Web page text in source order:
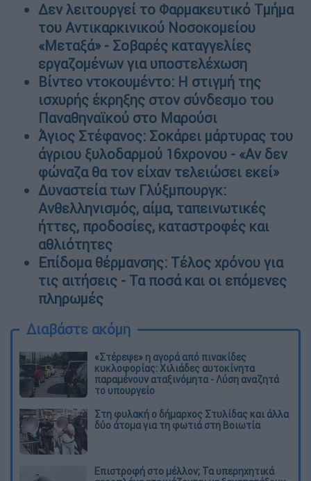
Δεν λειτουργεί το Φαρμακευτικό Τμήμα
του Αντικαρκινικού Νοσοκομείου
«Μεταξά» - Σοβαρές καταγγελίες
εργαζομένων για υποστελέχωση
Βίντεο ντοκουμέντο: Η στιγμή της
ισχυρής έκρηξης στον σύνδεσμο του
Παναθηναϊκού στο Μαρούσι
Άγιος Στέφανος: Σοκάρει μάρτυρας του
άγριου ξυλοδαρμού 16χρονου - «Αν δεν
φώναζα θα τον είχαν τελειώσει εκεί»
Δυναστεία των Γλύξμπουργκ:
Ανθελληνισμός, αίμα, ταπεινωτικές
ήττες, προδοσίες, καταστροφές και
αθλιότητες
Επίδομα θέρμανσης: Τέλος χρόνου για
τις αιτήσεις - Τα ποσά και οι επόμενες
πληρωμές
Διαβάστε ακόμη
«Στέρεψε» η αγορά από πινακίδες
κυκλοφορίας: Χιλιάδες αυτοκίνητα
παραμένουν αταξινόμητα - Λύση αναζητά
το υπουργείο
Στη φυλακή ο δήμαρχος Στυλίδας και άλλα
δύο άτομα για τη φωτιά στη Βοιωτία
Επιστροφή στο μέλλον; Τα υπερηχητικά